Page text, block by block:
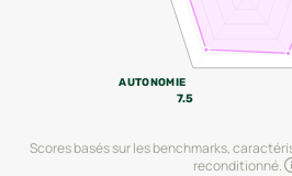
AUTONOMIE
7.5
Scores basés sur les benchmarks,
reconditionné.